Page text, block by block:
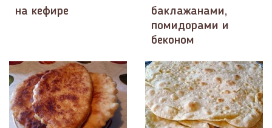
на кефире
баклажанами,
помидорами и
беконом